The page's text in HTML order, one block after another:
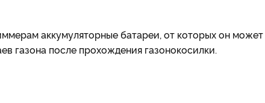
аккумуляторные батареи, от которых он может
газона после прохождения газонокосилки.